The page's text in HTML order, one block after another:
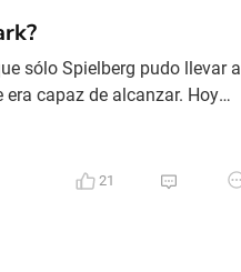
sólo Spielberg pudo llevar a
capaz de alcanzar. Hoy
Blockbuster que nos ha
Jurassic Park. Los modelos
21